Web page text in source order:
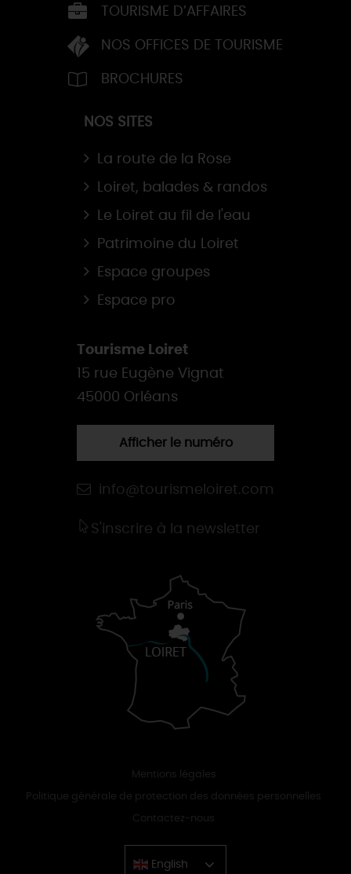
TOURISME D’AFFAIRES
NOS OFFICES DE TOURISME
BROCHURES
NOS SITES
La route de la Rose
Loiret, balades & randos
Le Loiret au fil de l'eau
Patrimoine du Loiret
Espace groupes
Espace pro
Tourisme Loiret
15 rue Eugène Vignat
45000 Orléans
Afficher le numéro
info@tourismeloiret.com
S'inscrire à la newsletter
Mentions légales
Politique générale de protection des données personnelles
Contactez-nous
English